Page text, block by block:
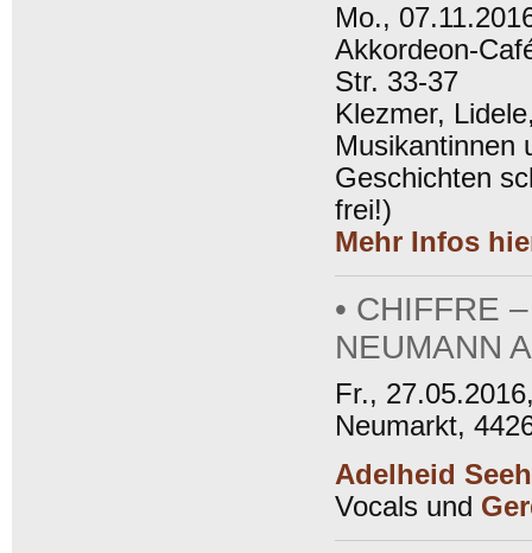
Mo.,
Akkordeon-
Str. 33-37
Klezmer,
Musikantinnen
Geschichten
frei!)
Mehr Infos
• CHIFFRE
NEUMANN
Fr.,
Neumarkt,
Adelheid
Vocals und